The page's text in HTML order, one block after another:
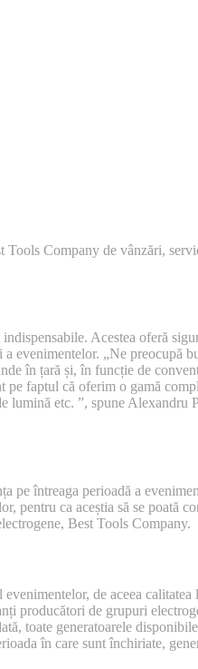
Tools Company de vânzări,
Acestea oferă
evenimentelor. „Ne preocupă
în țară și, în funcție de
pe faptul că oferim o gamă
lumină etc. ”, spune Alexandru
pe întreaga perioadă a
pentru ca aceștia să se poată
Best Tools Company.
de aceea calitatea
producători de grupuri
toate generatoarele
în care sunt închiriate,